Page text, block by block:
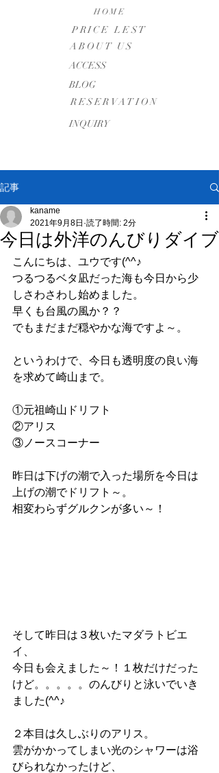
HOME
PRICE LEST
ABOUT US
​ACCESS
BLOG
RESERVATION
INQUIRY
記事
今日は外洋のんびりダイブ
kaname
2021年9月8日 読了時間: 2分
こんにちは、ユウです(^^♪
つるつるベタ凪だった海も今日から少
しさわさわし始めました。
早くも台風の風か？？
でもまだまだ穏やかな海ですよ～。
というわけで、今日も透明度の良い海
を求めて崎山まで。
①元祖崎山ドリフト
②アリス
③ノースコーナー
昨日は下げの潮で入った場所を今日は
上げの潮でドリフト～。
相変わらずグルクンが多い～！
そして昨日は３枚いたマダラトビエ
イ、
今日も会えました～！１枚だけだった
けど。。。。。のんびりと泳いでいき
ました(^^♪
２本目は久しぶりのアリス。
雲がかかってしまい光のシャワーは浴
びられなかったけど、